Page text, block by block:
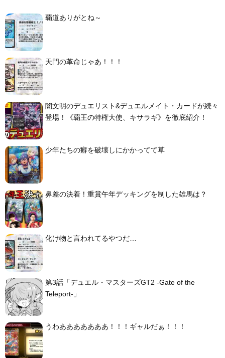
覇道ありがとね～
天門の革命じゃあ！！！
闇文明のデュエリスト&デュエルメイト・カードが続々
登場！《覇王の特権大使、キサラギ》を徹底紹介！
少年たちの癖を破壊しにかかってて草
鼻差の決着！重賞午年デッキングを制した雄馬は？
化け物と言われてるやつだ…
第3話「デュエル・マスターズGT2 -Gate of the
Teleport-」
うわあああああああ！！！ギャルだぁ！！！